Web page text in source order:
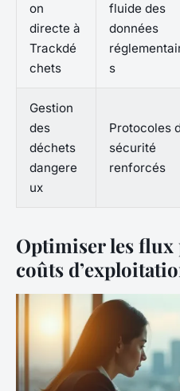
on
directe à
Trackdé
chets
fluide des
données
s
Gestion
des
déchets
dangere
ux
Protocoles
sécurité
renforcés
Optimiser les
coûts